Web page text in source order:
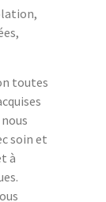
toutes
soin et
à